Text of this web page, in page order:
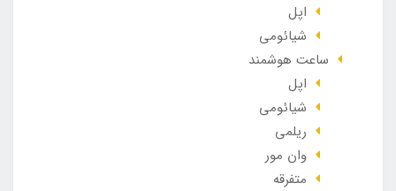
اپل
شیائومی
ساعت هوشمند
اپل
شیائومی
ریلمی
وان مور
متفرقه